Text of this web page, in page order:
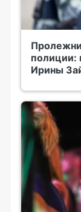
полиции:
Ирины